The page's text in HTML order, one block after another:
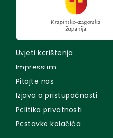
Uvjeti korištenja
Impressum
Pitajte nas
Izjava o pristupačnosti
Politika privatnosti
Postavke kolačića